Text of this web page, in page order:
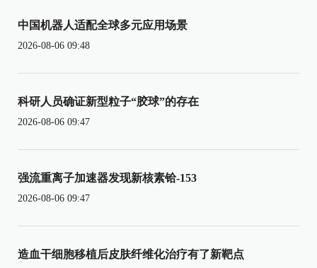
中国机器人适配全球多元应用场景
2026-08-06 09:48
科研人员确证新型粒子“胶球”的存在
2026-08-06 09:47
强流重离子加速器发现新核素铪-153
2026-08-06 09:47
造血干细胞移植后皮肤纤维化治疗有了新靶点